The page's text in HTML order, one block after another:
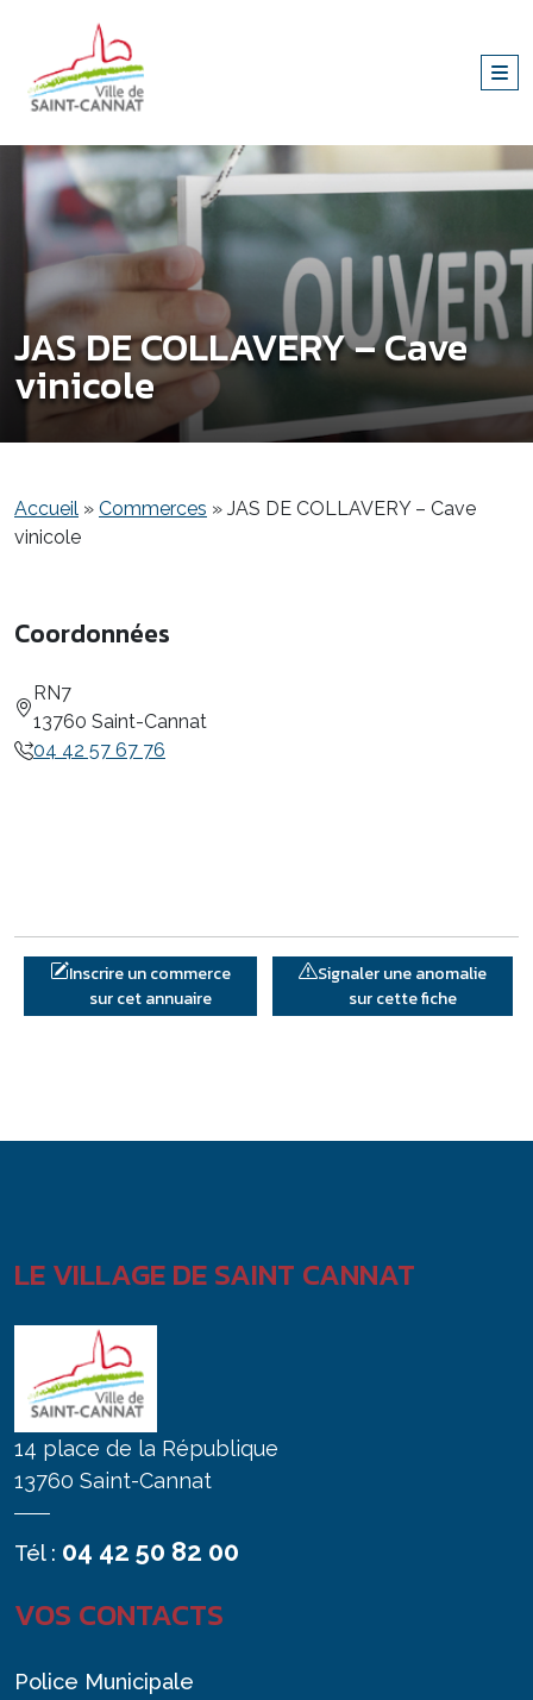
JAS DE COLLAVERY – Cave
vinicole
Accueil » Commerces » JAS DE COLLAVERY – Cave
vinicole
Coordonnées
RN7
13760 Saint-Cannat
04 42 57 67 76
Inscrire un commerce
sur cet annuaire
Signaler une anomalie
sur cette fiche
LE VILLAGE DE SAINT CANNAT
14 place de la République
13760 Saint-Cannat
Tél : 04 42 50 82 00
VOS CONTACTS
Police Municipale